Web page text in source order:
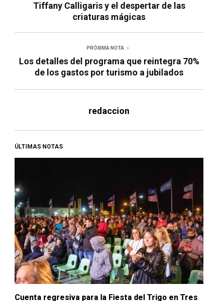
Tiffany Calligaris y el despertar de las
criaturas mágicas
PRÓXIMA NOTA
Los detalles del programa que reintegra 70%
de los gastos por turismo a jubilados
redaccion
ÚLTIMAS NOTAS
Cuenta regresiva para la Fiesta del Trigo en Tres